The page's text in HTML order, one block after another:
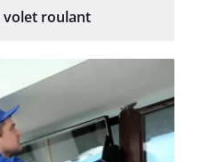
volet roulant